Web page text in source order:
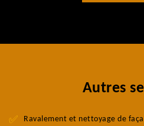
Autres
Ravalement et nettoyage de